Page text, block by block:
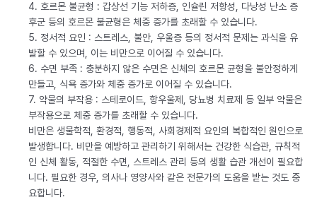
4. 호르몬 불균형 : 갑상선 기능 저하증, 인슐린 저항성, 다낭성 난소 증
후군 등의 호르몬 불균형은 체중 증가를 초래할 수 있습니다.
5. 정서적 요인 : 스트레스, 불안, 우울증 등의 정서적 문제는 과식을 유
발할 수 있으며, 이는 비만으로 이어질 수 있습니다.
6. 수면 부족 : 충분하지 않은 수면은 신체의 호르몬 균형을 불안정하게
만들고, 식욕 증가와 체중 증가로 이어질 수 있습니다.
7. 약물의 부작용 : 스테로이드, 항우울제, 당뇨병 치료제 등 일부 약물은
부작용으로 체중 증가를 초래할 수 있습니다.
비만은 생물학적, 환경적, 행동적, 사회경제적 요인의 복합적인 원인으로
발생합니다. 비만을 예방하고 관리하기 위해서는 건강한 식습관, 규칙적
인 신체 활동, 적절한 수면, 스트레스 관리 등의 생활 습관 개선이 필요합
니다. 필요한 경우, 의사나 영양사와 같은 전문가의 도움을 받는 것도 중
요합니다.